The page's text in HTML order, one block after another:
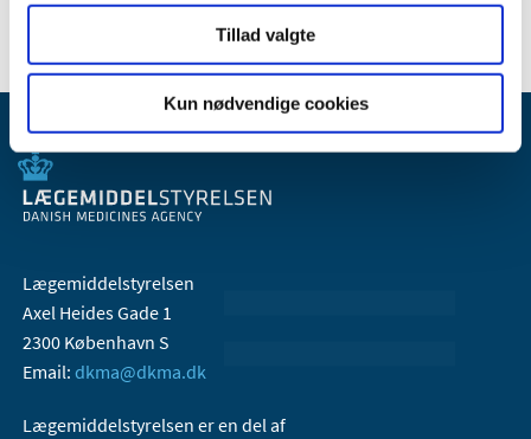
Tillad valgte
Kun nødvendige cookies
Lægemiddelstyrelsen
Axel Heides Gade 1
2300 København S
Email: dkma@dkma.dk
Lægemiddelstyrelsen er en del af